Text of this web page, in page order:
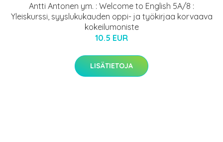
Antti Antonen ym. : Welcome to English 5A/8 :
Yleiskurssi, syyslukukauden oppi- ja työkirjaa korvaava
kokeilumoniste
10.5 EUR
LISÄTIETOJA